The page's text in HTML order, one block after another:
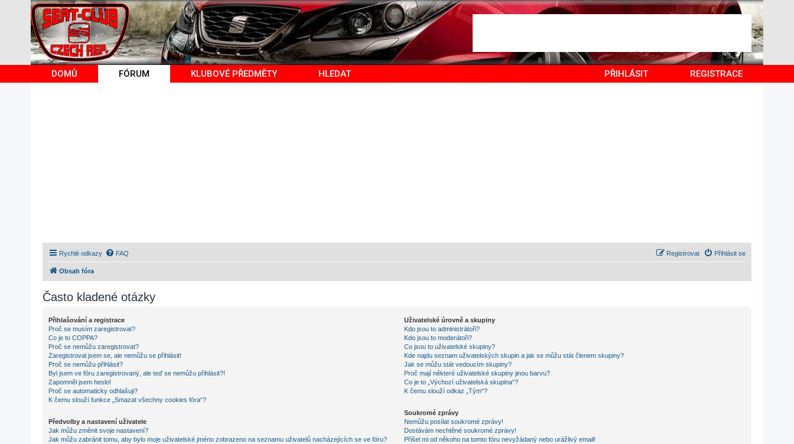
DOMŮ FÓRUM KLUBOVÉ PŘEDMĚTY HLEDAT PŘIHLÁSIT REGISTRACE
Rychlé odkazy FAQ Přihlásit se
Registrovat
Obsah fóra
Často kladené otázky
Přihlašování a registrace
Proč se musím zaregistrovat?
Co je to COPPA?
Proč se nemůžu zaregistrovat?
Zaregistroval jsem se, ale nemůžu se přihlásit!
Proč se nemůžu přihlásit?
Byl jsem ve fóru zaregistrovaný, ale teď se nemůžu přihlásit?!
Zapomněl jsem heslo!
Proč se automaticky odhlašuji?
K čemu slouží funkce „Smazat všechny cookies fóra“?
Předvolby a nastavení uživatele
Jak můžu změnit svoje nastavení?
Jak můžu zabránit tomu, aby bylo moje uživatelské jméno zobrazeno na seznamu uživatelů nacházejících se ve fóru?
Uživatelské úrovně a skupiny
Kdo jsou to administrátoři?
Kdo jsou to moderátoři?
Co jsou to uživatelské skupiny?
Kde najdu seznam uživatelských skupin a jak se můžu stát členem skupiny?
Jak se můžu stát vedoucím skupiny?
Proč mají některé uživatelské skupiny jinou barvu?
Co je to „Výchozí uživatelská skupina“?
K čemu slouží odkaz „Tým“?
Soukromé zprávy
Nemůžu posílat soukromé zprávy!
Dostávám nechtěné soukromé zprávy!
Přišel mi od někoho na tomto fóru nevyžádaný nebo urážlivý email!